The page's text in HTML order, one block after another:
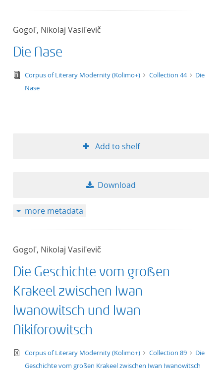
Gogolʹ, Nikolaj Vasilʹevič
Die Nase
text/tg.edition+tg.aggregation+xml
Corpus of Literary Modernity (Kolimo+) Collection 44
Die
Nase
Add to shelf
Download
more metadata
Gogolʹ, Nikolaj Vasilʹevič
Die Geschichte vom großen
Krakeel zwischen Iwan
Iwanowitsch und Iwan
Nikiforowitsch
text/xml
Corpus of Literary Modernity (Kolimo+) Collection 89
Die
Geschichte vom großen Krakeel zwischen Iwan Iwanowitsch